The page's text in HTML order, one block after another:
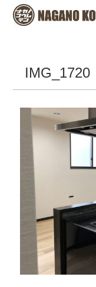
IMG_1720